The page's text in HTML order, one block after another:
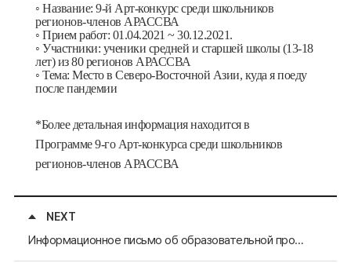
◦ Название: 9-й Арт-конкурс среди школьников
регионов-членов АРАССВА
◦ Прием работ: 01.04.2021 ~ 30.12.2021.
◦ Участники: ученики средней и старшей школы (13-18
лет) из 80 регионов АРАССВА
◦ Тема: Место в Северо-Восточной Азии, куда я поеду
после пандемии
*Более детальная информация находится в
Программе 9-гоАрт-конкурса среди школьников
регионов-членов АРАССВА
NEXT
Информационное письмо об образовательной программе &#34;Крылья дружбы в Северо-Восточной Азии в Симанэ&#34;